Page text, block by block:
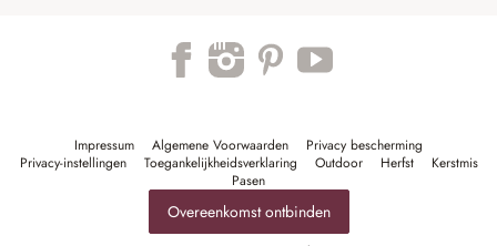
Impressum Algemene Voorwaarden
Privacy bescherming
Privacy-instellingen
Toegankelijkheidsverklaring Outdoor Herfst
Kerstmis
Pasen
Overeenkomst ontbinden